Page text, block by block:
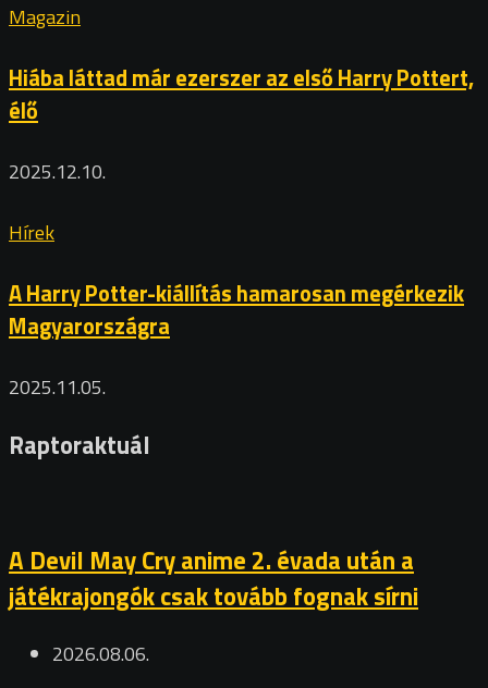
Magazin
Hiába láttad már ezerszer az első Harry Pottert,
élő
2025.12.10.
Hírek
A Harry Potter-kiállítás hamarosan megérkezik
Magyarországra
2025.11.05.
Raptoraktuál
A Devil May Cry anime 2. évada után a
játékrajongók csak tovább fognak sírni
2026.08.06.